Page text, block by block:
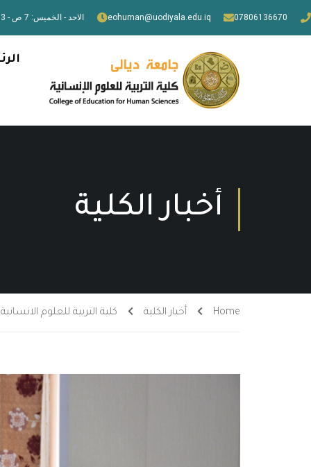
07806136670
eohuman@uodiyala.edu.iq الاحد - الخميس: 7 ص - 3 م
أخبار الكلية
Home أخبار الكلية كلية التربية للعلوم